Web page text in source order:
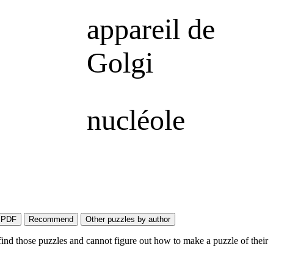
appareil de
Golgi
nucléole
those puzzles and cannot figure out how to make a puzzle of their